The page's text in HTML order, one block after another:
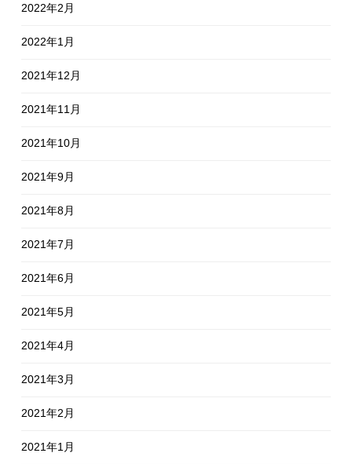
2022年2月
2022年1月
2021年12月
2021年11月
2021年10月
2021年9月
2021年8月
2021年7月
2021年6月
2021年5月
2021年4月
2021年3月
2021年2月
2021年1月